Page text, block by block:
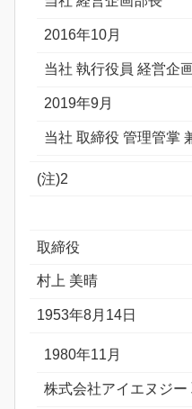
2016年10月
当社 執行役員 経営企
2019年9月
当社 取締役 管理管掌
(注)2
取締役
村上 美晴
1953年8月14日
1980年11月
株式会社アイエヌジー